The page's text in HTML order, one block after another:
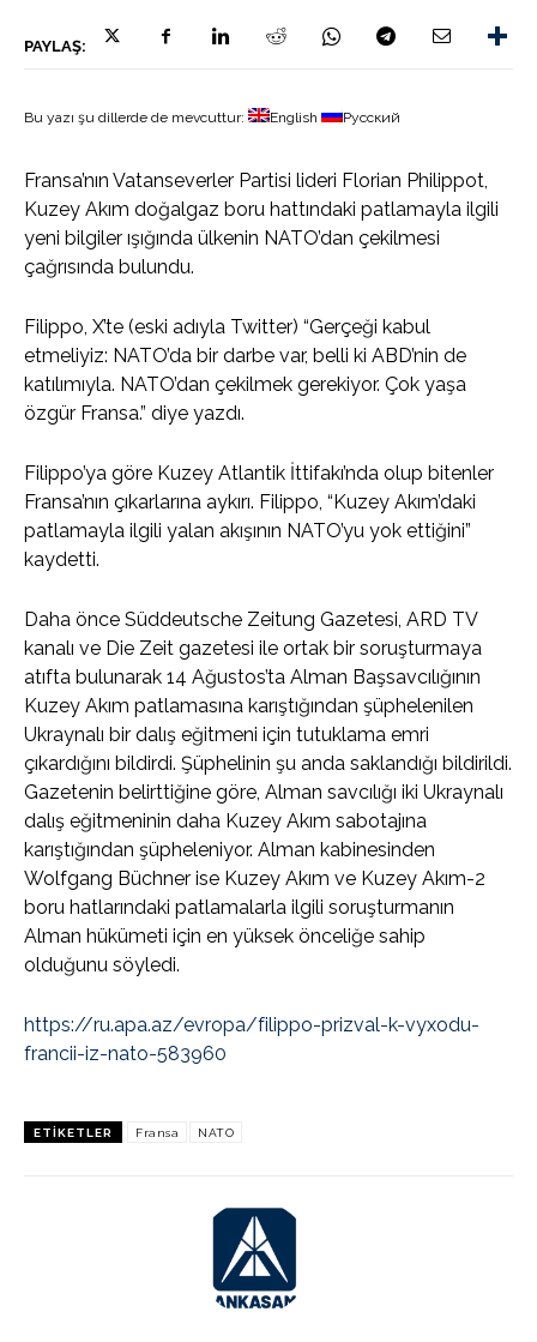
PAYLAŞ:
Bu yazı şu dillerde de mevcuttur: English Русский
Fransa’nın Vatanseverler Partisi lideri Florian Philippot,
Kuzey Akım doğalgaz boru hattındaki patlamayla ilgili
yeni bilgiler ışığında ülkenin NATO’dan çekilmesi
çağrısında bulundu.
Filippo, X’te (eski adıyla Twitter) “Gerçeği kabul
etmeliyiz: NATO’da bir darbe var, belli ki ABD’nin de
katılımıyla. NATO’dan çekilmek gerekiyor. Çok yaşa
özgür Fransa.” diye yazdı.
Filippo’ya göre Kuzey Atlantik İttifakı’nda olup bitenler
Fransa’nın çıkarlarına aykırı. Filippo, “Kuzey Akım’daki
patlamayla ilgili yalan akışının NATO’yu yok ettiğini”
kaydetti.
Daha önce Süddeutsche Zeitung Gazetesi, ARD TV
kanalı ve Die Zeit gazetesi ile ortak bir soruşturmaya
atıfta bulunarak 14 Ağustos’ta Alman Başsavcılığının
Kuzey Akım patlamasına karıştığından şüphelenilen
Ukraynalı bir dalış eğitmeni için tutuklama emri
çıkardığını bildirdi. Şüphelinin şu anda saklandığı bildirildi.
Gazetenin belirttiğine göre, Alman savcılığı iki Ukraynalı
dalış eğitmeninin daha Kuzey Akım sabotajına
karıştığından şüpheleniyor. Alman kabinesinden
Wolfgang Büchner ise Kuzey Akım ve Kuzey Akım-2
boru hatlarındaki patlamalarla ilgili soruşturmanın
Alman hükümeti için en yüksek önceliğe sahip
olduğunu söyledi.
https://ru.apa.az/evropa/filippo-prizval-k-vyxodu-
francii-iz-nato-583960
ETIKETLER Fransa NATO